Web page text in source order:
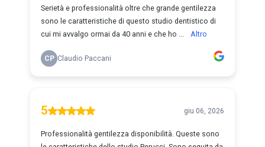
Serietà e professionalità oltre che grande gentilezza
sono le caratteristiche di questo studio dentistico di
cui mi avvalgo ormai da 40 anni e che ho ...
Altro
CP Claudio Paccani
5 giu 06, 2026
Professionalità gentilezza disponibilità. Queste sono